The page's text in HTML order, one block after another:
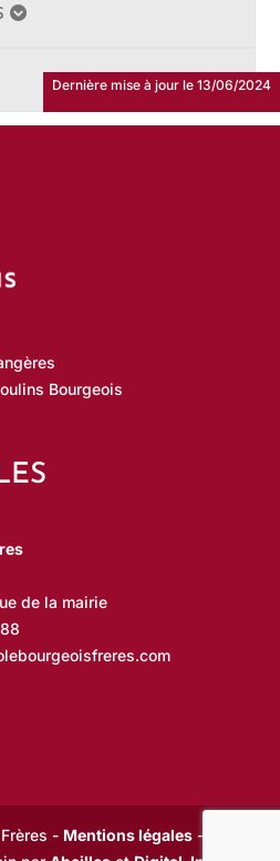
Dernière mise à jour le 13/06/2024
Bourgeois
de la mairie
- Mentions légales -